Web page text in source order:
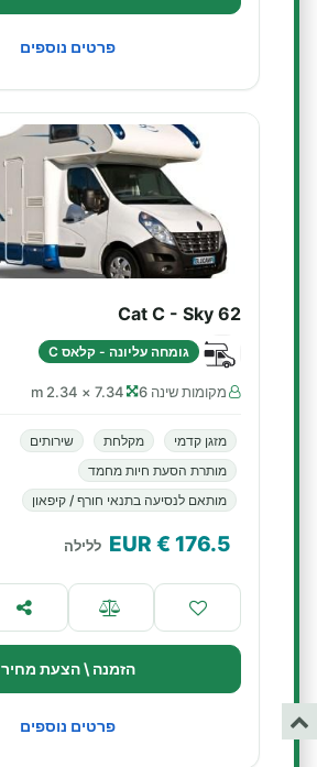
פרטים נוספים
Cat C - Sky 62
גומחה עליונה - קלאס C
מקומות שינה 6 7.34 × 2.34 m
מזגן קדמי מקלחת
שירותים
מותרת הסעת חיות מחמד
מותאם לנסיעה בתנאי חורף / קיפאון
176.5
€ EUR ללילה
הזמנה \ הצעת מחיר
פרטים נוספים